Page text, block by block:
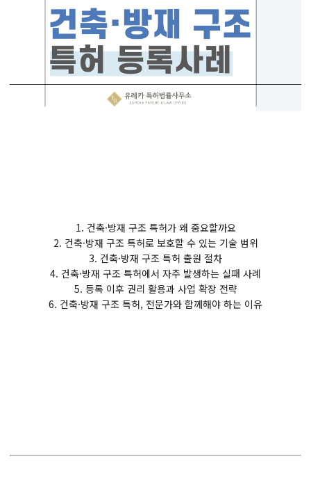
1. 건축·방재 구조 특허가 왜 중요할까요
2. 건축·방재 구조 특허로 보호할 수 있는 기술 범위
3. 건축·방재 구조 특허 출원 절차
4. 건축·방재 구조 특허에서 자주 발생하는 실패 사례
5. 등록 이후 권리 활용과 사업 확장 전략
6. 건축·방재 구조 특허, 전문가와 함께해야 하는 이유